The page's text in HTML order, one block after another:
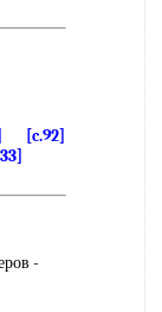
[c.92]
-